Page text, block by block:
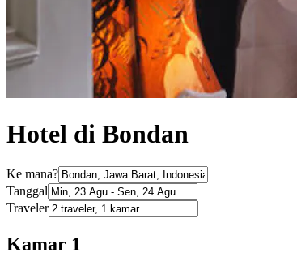
Hotel di Bondan
Ke mana?
Tanggal
Traveler
Kamar 1